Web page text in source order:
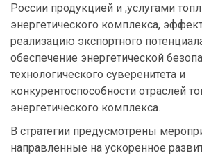
России продукцией и ;услугами
энергетического комплекса,
реализацию экспортного
обеспечение энергетической
технологического суверенитета и
конкурентоспособности отраслей
энергетического комплекса.
В стратегии предусмотрены
направленные на ускоренное